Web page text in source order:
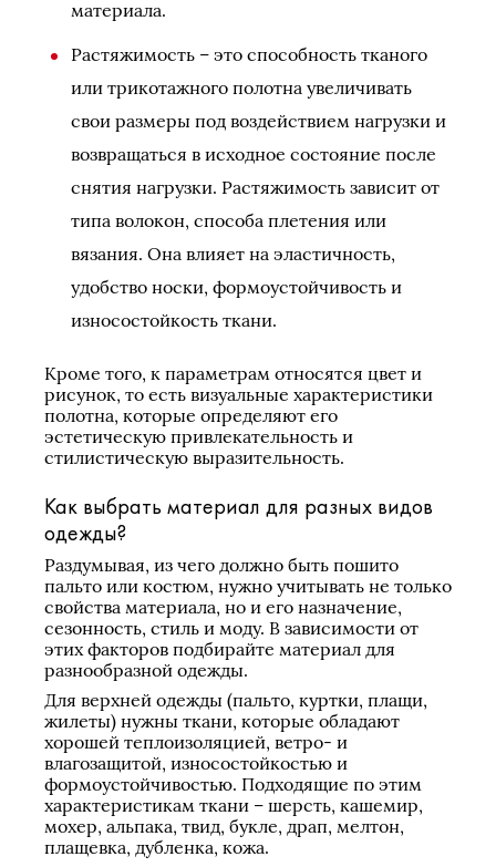
материала.
Растяжимость – это способность тканого
или трикотажного полотна увеличивать
свои размеры под воздействием нагрузки и
возвращаться в исходное состояние после
снятия нагрузки. Растяжимость зависит от
типа волокон, способа плетения или
вязания. Она влияет на эластичность,
удобство носки, формоустойчивость и
износостойкость ткани.
Кроме того, к параметрам относятся цвет и
рисунок, то есть визуальные характеристики
полотна, которые определяют его
эстетическую привлекательность и
стилистическую выразительность.
Как выбрать материал для разных видов
одежды?
Раздумывая, из чего должно быть пошито
пальто или костюм, нужно учитывать не только
свойства материала, но и его назначение,
сезонность, стиль и моду. В зависимости от
этих факторов подбирайте материал для
разнообразной одежды.
Для верхней одежды (пальто, куртки, плащи,
жилеты) нужны ткани, которые обладают
хорошей теплоизоляцией, ветро- и
влагозащитой, износостойкостью и
формоустойчивостью. Подходящие по этим
характеристикам ткани – шерсть, кашемир,
мохер, альпака, твид, букле, драп, мелтон,
плащевка, дубленка, кожа.